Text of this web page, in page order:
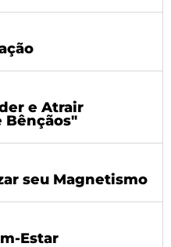
e Atrair
Bênçãos"
seu Magnetismo
Estar